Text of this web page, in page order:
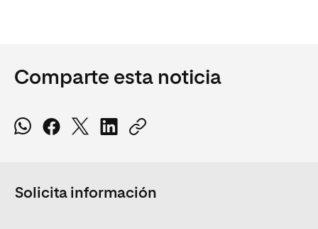
Comparte esta noticia
Solicita información